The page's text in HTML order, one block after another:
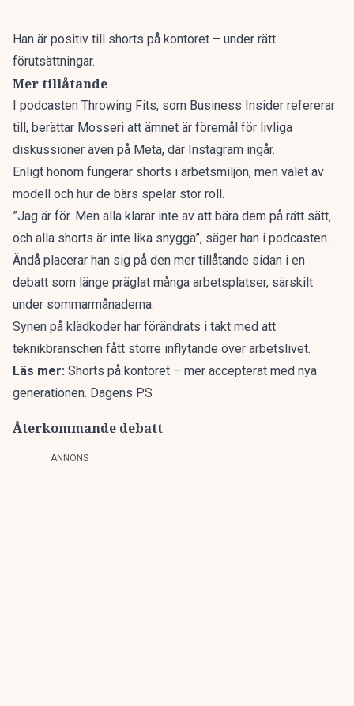
Han är positiv till shorts på kontoret – under rätt
förutsättningar.
Mer tillåtande
I podcasten Throwing Fits, som Business Insider refererar
till, berättar Mosseri att ämnet är föremål för livliga
diskussioner även på Meta, där Instagram ingår.
Enligt honom fungerar shorts i arbetsmiljön, men valet av
modell och hur de bärs spelar stor roll.
”Jag är för. Men alla klarar inte av att bära dem på rätt sätt,
och alla shorts är inte lika snygga”, säger han i podcasten.
Ändå placerar han sig på den mer tillåtande sidan i en
debatt som länge präglat många arbetsplatser, särskilt
under sommarmånaderna.
Synen på klädkoder har förändrats i takt med att
teknikbranschen fått större inflytande över arbetslivet.
Läs mer: Shorts på kontoret – mer accepterat med nya
generationen. Dagens PS
Återkommande debatt
ANNONS